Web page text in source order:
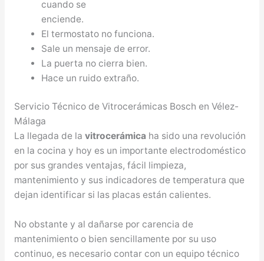
cuando se
enciende.
El termostato no funciona.
Sale un mensaje de error.
La puerta no cierra bien.
Hace un ruido extraño.
Servicio Técnico de Vitrocerámicas Bosch en Vélez-
Málaga
La llegada de la vitrocerámica ha sido una revolución
en la cocina y hoy es un importante electrodoméstico
por sus grandes ventajas, fácil limpieza,
mantenimiento y sus indicadores de temperatura que
dejan identificar si las placas están calientes.
No obstante y al dañarse por carencia de
mantenimiento o bien sencillamente por su uso
continuo, es necesario contar con un equipo técnico